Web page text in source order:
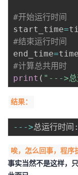
#开始运行时间
start_time=
#结束运行时间
end_time=time
#计算总共用时
print ( "--->总
结果：
- - ->总运行时间 :
唉，怎么回事，程序
事实当然不是这样，